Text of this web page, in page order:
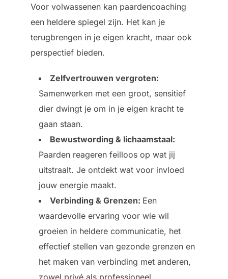
Voor volwassenen kan paardencoaching
een heldere spiegel zijn. Het kan je
terugbrengen in je eigen kracht, maar ook
perspectief bieden.
Zelfvertrouwen vergroten:
Samenwerken met een groot, sensitief
dier dwingt je om in je eigen kracht te
gaan staan.
Bewustwording & lichaamstaal:
Paarden reageren feilloos op wat jij
uitstraalt. Je ontdekt wat voor invloed
jouw energie maakt.
Verbinding & Grenzen: Een
waardevolle ervaring voor wie wil
groeien in heldere communicatie, het
effectief stellen van gezonde grenzen en
het maken van verbinding met anderen,